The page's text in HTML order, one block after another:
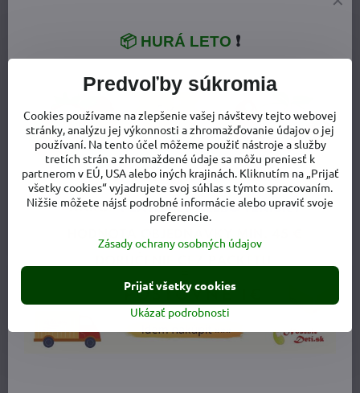
Zimné Merino vlnené ponožky pre deti Surtex Bordo
Hrubšie zimné merino ponožky, ktoré zabezpečia v zime perfektný
tepelný komfort. Až 70% merino vlny + 15% bavlny. Vysoký podiel
vlny zabezpečí dobrú termoreguláciu, nožičky sa menej potia a
preto sú menej náchylné, aby zostali studené. Vyššia investícia sa
vyplatí. Sú ideálne na von do zimných topánok. Číslovanie je podľa
skutočných rozmerov nôžky v cm.
Dostupnosť:
Predvoľby súkromia
Cookies používame na zlepšenie vašej návštevy tejto webovej
stránky, analýzu jej výkonnosti a zhromažďovanie údajov o jej
používaní. Na tento účel môžeme použiť nástroje a služby
tretích strán a zhromaždené údaje sa môžu preniesť k
partnerom v EÚ, USA alebo iných krajinách. Kliknutím na „Prijať
všetky cookies“ vyjadrujete svoj súhlas s týmto spracovaním.
Nižšie môžete nájsť podrobné informácie alebo upraviť svoje
preferencie.
Zásady ochrany osobných údajov
Ukázať podrobnosti
Prijať všetky cookies
📦 HURÁ LETO ❗